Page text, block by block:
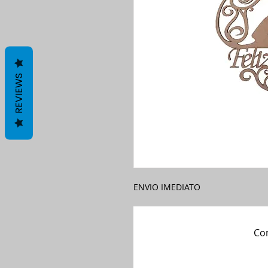
ENVIO IMEDIATO
REVIEWS